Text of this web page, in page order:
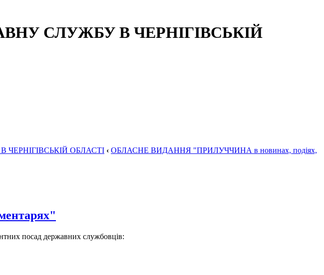
СЛУЖБУ В ЧЕРНІГІВСЬКІЙ
ОБЛАСТІ ‹ ОБЛАСНЕ ВИДАННЯ "ПРИЛУЧЧИНА в новинах, подіях,
посад державних службовців: